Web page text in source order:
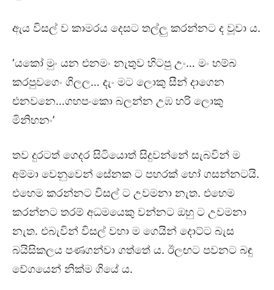
ඇය විසල් ව කාමරය දෙසට තල්ලු කරන්නට ද වූවා ය.
‘යකෝ මුං යන එනමං නැතුව හිටපු උං… මං හම්බ
කරපුවගෙං ගිලල… දැං මට ලොකු සීන් දාගෙන
එනවනෙ…ගහපංකො බලන්න උඹ හරි ලොකු
මිනිහනං’
තව දුරටත් ගෙදර සිටියොත් සිදුවන්නේ සැබවින් ම
අම්මා වෙනුවෙන් සේනක ට පහරක් හෝ ගසන්නටයි.
එහෙම කරන්නට විසල් ට උවමනා නැත. එහෙම
කරන්නට තරම් අධමයෙකු වන්නට ඔහු ට උවමනා
නැත. එබැවින් විසල් වහා ම ගෙයින් දොට්ට බැස
බයිසිකලය පණගන්වා ගත්තේ ය. ඊලඟට පවනට බඳු
වේගයෙන් නික්ම ගියේ ය.